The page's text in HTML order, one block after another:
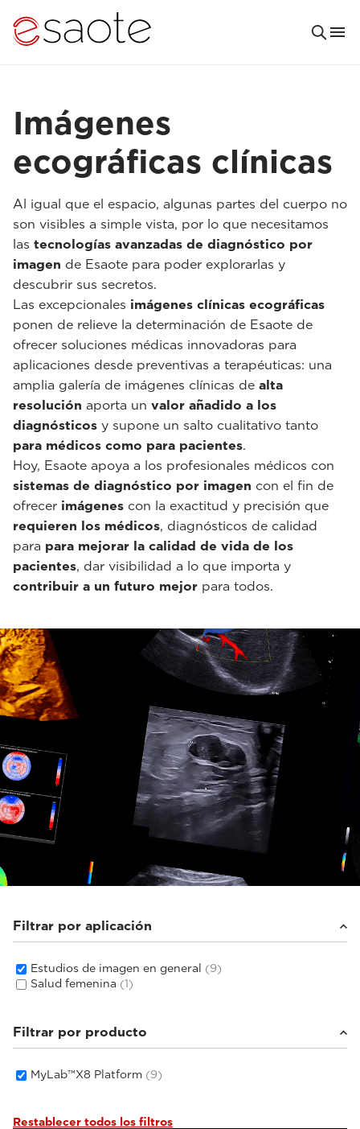
Imágenes
ecográficas clínicas
Al igual que el espacio, algunas partes del cuerpo no
son visibles a simple vista, por lo que necesitamos
las tecnologías avanzadas de diagnóstico por
imagen de Esaote para poder explorarlas y
descubrir sus secretos.
Las excepcionales imágenes clínicas ecográficas
ponen de relieve la determinación de Esaote de
ofrecer soluciones médicas innovadoras para
aplicaciones desde preventivas a terapéuticas: una
amplia galería de imágenes clínicas de alta
resolución aporta un valor añadido a los
diagnósticos y supone un salto cualitativo tanto
para médicos como para pacientes.
Hoy, Esaote apoya a los profesionales médicos con
sistemas de diagnóstico por imagen con el fin de
ofrecer imágenes con la exactitud y precisión que
requieren los médicos, diagnósticos de calidad
para para mejorar la calidad de vida de los
pacientes, dar visibilidad a lo que importa y
contribuir a un futuro mejor para todos.
Filtrar por aplicación
Estudios de imagen en general (9)
Salud femenina (1)
Filtrar por producto
MyLab™X8 Platform (9)
Restablecer todos los filtros